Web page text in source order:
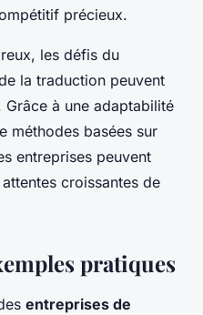
précieux.
les défis du
la traduction peuvent
à une adaptabilité
méthodes basées sur
entreprises peuvent
croissantes de
pratiques
entreprises de